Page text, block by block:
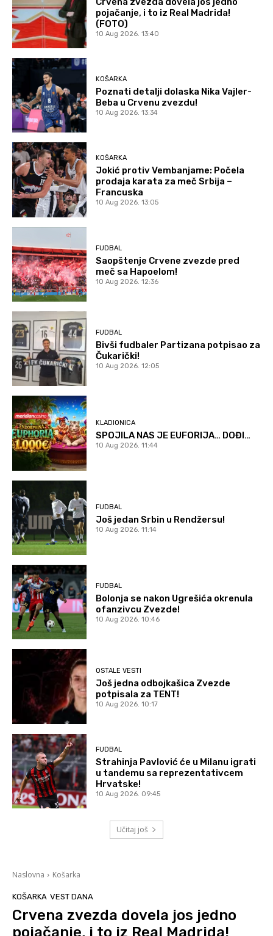
pojačanje, i to iz Real Madrida!
(FOTO)
10 Aug 2026. 13:40
KOŠARKA
Poznati detalji dolaska Nika Vajler-
Beba u Crvenu zvezdu!
10 Aug 2026. 13:34
KOŠARKA
Jokić protiv Vembanjame: Počela
prodaja karata za meč Srbija –
Francuska
10 Aug 2026. 13:05
FUDBAL
Saopštenje Crvene zvezde pred
meč sa Hapoelom!
10 Aug 2026. 12:36
FUDBAL
Bivši fudbaler Partizana potpisao za
Čukarički!
10 Aug 2026. 12:05
KLADIONICA
SPOJILA NAS JE EUFORIJA… DOĐI…
10 Aug 2026. 11:44
FUDBAL
Još jedan Srbin u Rendžersu!
10 Aug 2026. 11:14
FUDBAL
Bolonja se nakon Ugrešića okrenula
ofanzivcu Zvezde!
10 Aug 2026. 10:46
OSTALE VESTI
Još jedna odbojkašica Zvezde
potpisala za TENT!
10 Aug 2026. 10:17
FUDBAL
Strahinja Pavlović će u Milanu igrati
u tandemu sa reprezentativcem
Hrvatske!
10 Aug 2026. 09:45
Učitaj još